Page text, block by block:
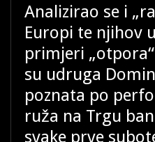
Analizirao se i
Europi te njihov
primjeri
su udruga
poznata po
ruža na Trgu
svake prve